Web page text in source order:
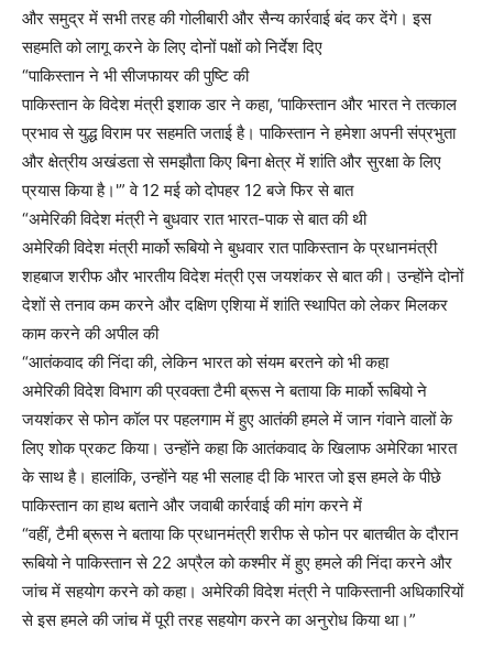
और समुद्र में सभी तरह की गोलीबारी और सैन्य कार्रवाई बंद कर देंगे। इस
सहमति को लागू करने के लिए दोनों पक्षों को निर्देश दिए
“पाकिस्तान ने भी सीजफायर की पुष्टि की
पाकिस्तान के विदेश मंत्री इशाक डार ने कहा, ‘पाकिस्तान और भारत ने तत्काल
प्रभाव से युद्ध विराम पर सहमति जताई है। पाकिस्तान ने हमेशा अपनी संप्रभुता
और क्षेत्रीय अखंडता से समझौता किए बिना क्षेत्र में शांति और सुरक्षा के लिए
प्रयास किया है।'” वे 12 मई को दोपहर 12 बजे फिर से बात
“अमेरिकी विदेश मंत्री ने बुधवार रात भारत-पाक से बात की थी
अमेरिकी विदेश मंत्री मार्को रूबियो ने बुधवार रात पाकिस्तान के प्रधानमंत्री
शहबाज शरीफ और भारतीय विदेश मंत्री एस जयशंकर से बात की। उन्होंने दोनों
देशों से तनाव कम करने और दक्षिण एशिया में शांति स्थापित को लेकर मिलकर
काम करने की अपील की
“आतंकवाद की निंदा की, लेकिन भारत को संयम बरतने को भी कहा
अमेरिकी विदेश विभाग की प्रवक्ता टैमी ब्रूस ने बताया कि मार्को रूबियो ने
जयशंकर से फोन कॉल पर पहलगाम में हुए आतंकी हमले में जान गंवाने वालों के
लिए शोक प्रकट किया। उन्होंने कहा कि आतंकवाद के खिलाफ अमेरिका भारत
के साथ है। हालांकि, उन्होंने यह भी सलाह दी कि भारत जो इस हमले के पीछे
पाकिस्तान का हाथ बताने और जवाबी कार्रवाई की मांग करने में
“वहीं, टैमी ब्रूस ने बताया कि प्रधानमंत्री शरीफ से फोन पर बातचीत के दौरान
रूबियो ने पाकिस्तान से 22 अप्रैल को कश्मीर में हुए हमले की निंदा करने और
जांच में सहयोग करने को कहा। अमेरिकी विदेश मंत्री ने पाकिस्तानी अधिकारियों
से इस हमले की जांच में पूरी तरह सहयोग करने का अनुरोध किया था।”